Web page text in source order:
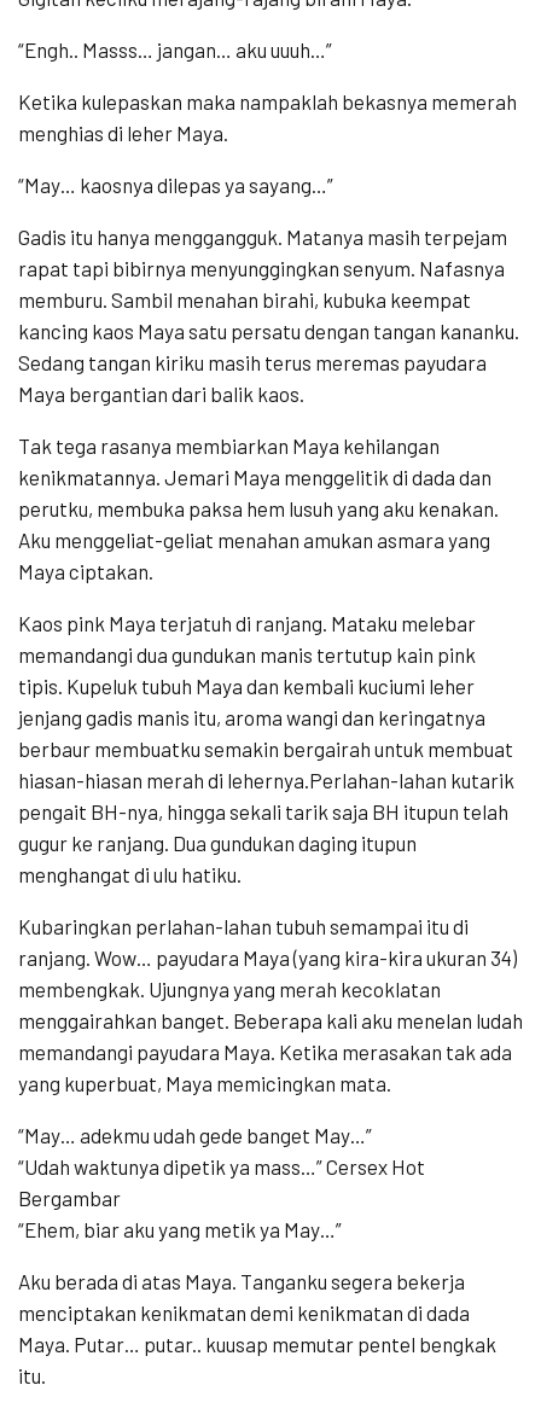
“Engh.. Masss… jangan… aku uuuh…”
Ketika kulepaskan maka nampaklah bekasnya memerah
menghias di leher Maya.
“May… kaosnya dilepas ya sayang…”
Gadis itu hanya menggangguk. Matanya masih terpejam
rapat tapi bibirnya menyunggingkan senyum. Nafasnya
memburu. Sambil menahan birahi, kubuka keempat
kancing kaos Maya satu persatu dengan tangan kananku.
Sedang tangan kiriku masih terus meremas payudara
Maya bergantian dari balik kaos.
Tak tega rasanya membiarkan Maya kehilangan
kenikmatannya. Jemari Maya menggelitik di dada dan
perutku, membuka paksa hem lusuh yang aku kenakan.
Aku menggeliat-geliat menahan amukan asmara yang
Maya ciptakan.
Kaos pink Maya terjatuh di ranjang. Mataku melebar
memandangi dua gundukan manis tertutup kain pink
tipis. Kupeluk tubuh Maya dan kembali kuciumi leher
jenjang gadis manis itu, aroma wangi dan keringatnya
berbaur membuatku semakin bergairah untuk membuat
hiasan-hiasan merah di lehernya.Perlahan-lahan kutarik
pengait BH-nya, hingga sekali tarik saja BH itupun telah
gugur ke ranjang. Dua gundukan daging itupun
menghangat di ulu hatiku.
Kubaringkan perlahan-lahan tubuh semampai itu di
ranjang. Wow… payudara Maya (yang kira-kira ukuran 34)
membengkak. Ujungnya yang merah kecoklatan
menggairahkan banget. Beberapa kali aku menelan ludah
memandangi payudara Maya. Ketika merasakan tak ada
yang kuperbuat, Maya memicingkan mata.
“May… adekmu udah gede banget May…”
“Udah waktunya dipetik ya mass…” Cersex Hot
Bergambar
“Ehem, biar aku yang metik ya May…”
Aku berada di atas Maya. Tanganku segera bekerja
menciptakan kenikmatan demi kenikmatan di dada
Maya. Putar… putar.. kuusap memutar pentel bengkak
itu.